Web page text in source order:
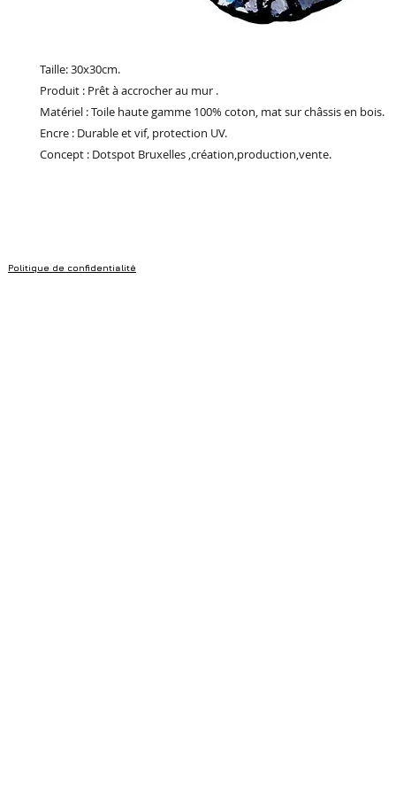
Taille: 30x30cm.
Produit : Prêt à accrocher au mur .
Matériel : Toile haute gamme 100% coton, mat sur châssis en bois.
Encre : Durable et vif, protection UV.
Concept : Dotspot Bruxelles ,création,production,vente.
Politique de confidentialité